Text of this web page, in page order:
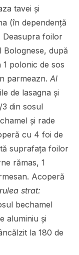
tavei și
(în dependență
Deasupra foilor
Bolognese, după
polonic de sos
parmeazn. Al
de lasagna și
din sosul
și rade
cu 4 foi de
suprafața foilor
rămas, 1
Acoperă
strat:
bechamel
aluminiu și
la 180 de